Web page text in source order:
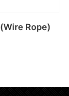
Rope)